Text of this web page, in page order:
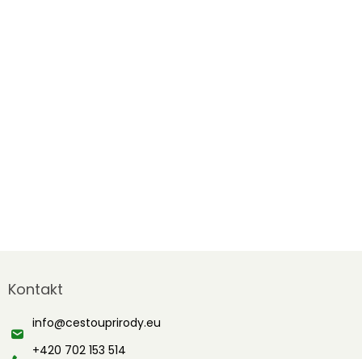
p
t
Kontakt
info@cestouprirody.eu
+420 702 153 514